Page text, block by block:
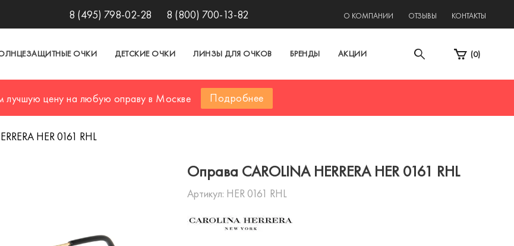
8 (495) 798-02-28 8 (800) 700-13-82 О КОМПАНИИ ОТЗЫВЫ КОНТАКТЫ
ОЧКИ ДЕТСКИЕ ОЧКИ ЛИНЗЫ ДЛЯ ОЧКОВ БРЕНДЫ АКЦИИ (0)
лучшую цену на любую оправу в Москве Подробнее
HER 0161 RHL
Оправа CAROLINA HERRERA HER 0161 RHL
Артикул: HER 0161 RHL